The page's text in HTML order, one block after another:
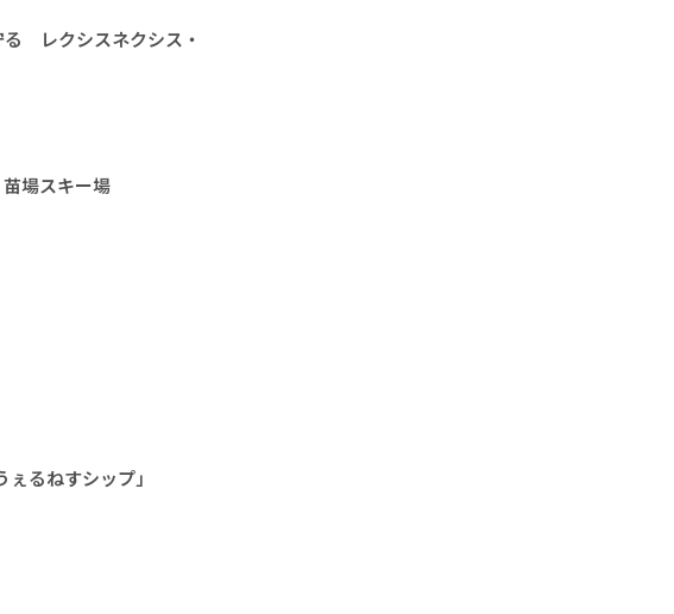
レクシスネクシス・
場スキー場
るねすシップ」